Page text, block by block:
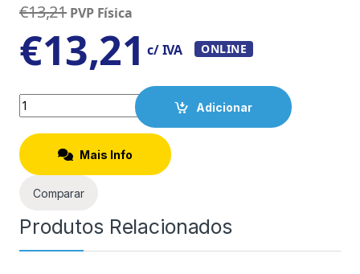
€13,21 PVP Física
€13,21 c/ IVA ONLINE
Quantity
Adicionar
Mais Info
Comparar
Produtos Relacionados